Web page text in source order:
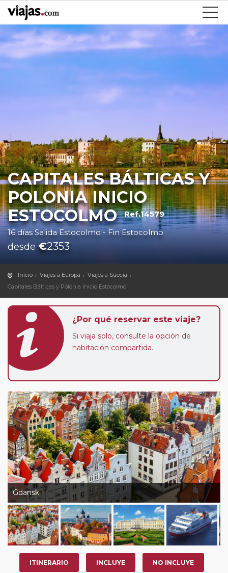
CAPITALES BÁLTICAS Y
POLONIA INICIO
ESTOCOLMO Ref.14579
16 días Salida Estocolmo - Fin Estocolmo
desde€2353
Inicio Viajes a Europa
Viajes a Suecia
Capitales Bálticas y Polonia Inicio Estocolmo
¿Por qué reservar este viaje?
Si viaja solo, consulte la opción de
habitación compartida.
Gdansk
ITINERARIO INCLUYE NO INCLUYE